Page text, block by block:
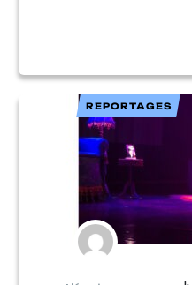
REPORTAGES